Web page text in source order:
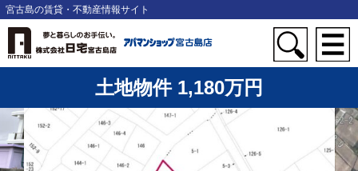
宮古島の賃貸・不動産情報サイト
土地物件 1,180万円